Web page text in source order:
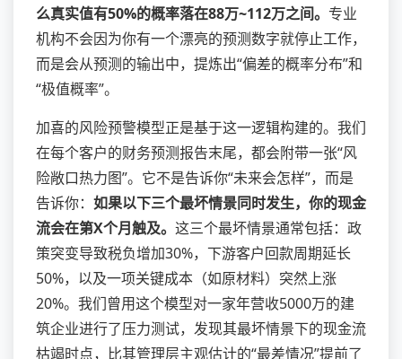
么真实值有50%的概率落在88万~112万之间。 专业
机构不会因为你有一个漂亮的预测数字就停止工作，
而是会从预测的输出中，提炼出“偏差的概率分布”和
“极值概率”。
加喜的风险预警模型正是基于这一逻辑构建的。我们
在每个客户的财务预测报告末尾，都会附带一张“风
险敞口热力图”。它不是告诉你“未来会怎样”，而是
告诉你： 如果以下三个最坏情景同时发生，你的现金
流会在第X个月触及。 这三个最坏情景通常包括：政
策突变导致税负增加30%，下游客户回款周期延长
50%，以及一项关键成本（如原材料）突然上涨
20%。我们曾用这个模型对一家年营收5000万的建
筑企业进行了压力测试，发现其最坏情景下的现金流
枯竭时点，比其管理层主观估计的“最差情况”提前了